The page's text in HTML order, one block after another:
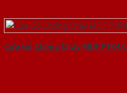
Cửa Gỗ Chống Cháy MDF P1R4